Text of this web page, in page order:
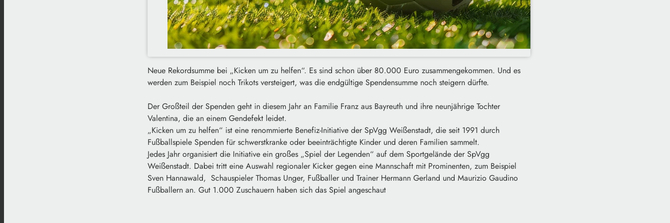
Neue Rekordsumme bei „Kicken um zu helfen“. Es sind schon über 80.000 Euro zusammengekommen. Und es
werden zum Beispiel noch Trikots versteigert, was die endgültige Spendensumme noch steigern dürfte.
Der Großteil der Spenden geht in diesem Jahr an Familie Franz aus Bayreuth und ihre neunjährige Tochter
Valentina, die an einem Gendefekt leidet.
„Kicken um zu helfen“ ist eine renommierte Benefiz-Initiative der SpVgg Weißenstadt, die seit 1991 durch
Fußballspiele Spenden für schwerstkranke oder beeinträchtigte Kinder und deren Familien sammelt.
Jedes Jahr organisiert die Initiative ein großes „Spiel der Legenden“ auf dem Sportgelände der SpVgg
Weißenstadt. Dabei tritt eine Auswahl regionaler Kicker gegen eine Mannschaft mit Prominenten, zum Beispiel
Sven Hannawald, Schauspieler Thomas Unger, Fußballer und Trainer Hermann Gerland und Maurizio Gaudino
Fußballern an. Gut 1.000 Zuschauern haben sich das Spiel angeschaut